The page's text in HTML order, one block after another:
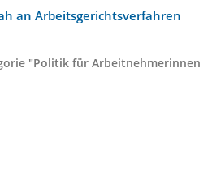
an Arbeitsgerichtsverfahren
"Politik für Arbeitnehmerinnen